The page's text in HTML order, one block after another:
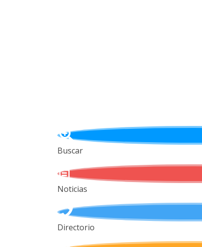
Buscar
Noticias
Directorio